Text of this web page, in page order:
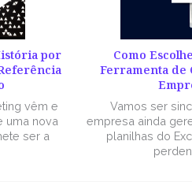
por
vêm e
uma nova
ser a
Como
Ferramenta de
Vamos ser
empresa ainda
planilhas do